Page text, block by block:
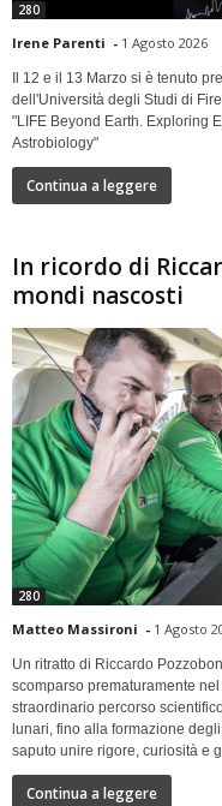
280
Irene Parenti - 1 Agosto 2026
Il 12 e il 13 Marzo si è tenuto
dell'Università degli Studi di
"LIFE Beyond Earth. Exploring
Astrobiology"
Continua a leggere
In ricordo di
mondi nascosti
280
Matteo Massironi - 1 Agosto
Un ritratto di Riccardo
scomparso prematuramente
straordinario percorso
lunari, fino alla formazione
saputo unire rigore, curiosità e
Continua a leggere